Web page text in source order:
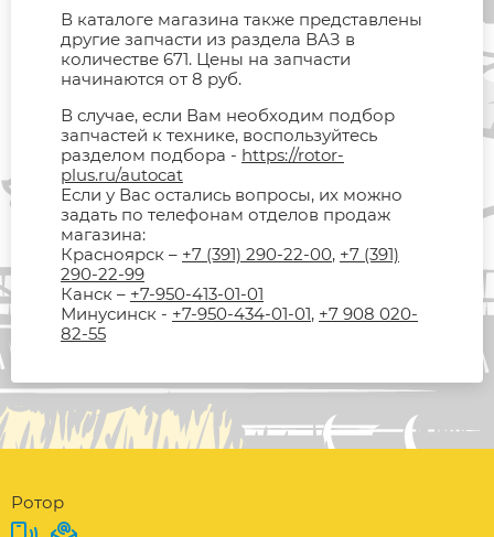
В каталоге магазина также представлены
другие запчасти из раздела ВАЗ в
количестве 671. Цены на запчасти
начинаются от 8 руб.
В случае, если Вам необходим подбор
запчастей к технике, воспользуйтесь
разделом подбора - https://rotor-
plus.ru/autocat
Если у Вас остались вопросы, их можно
задать по телефонам отделов продаж
магазина:
Красноярск – +7 (391) 290-22-00, +7 (391)
290-22-99
Канск – +7-950-413-01-01
Минусинск - +7-950-434-01-01, +7 908 020-
82-55
Ротор